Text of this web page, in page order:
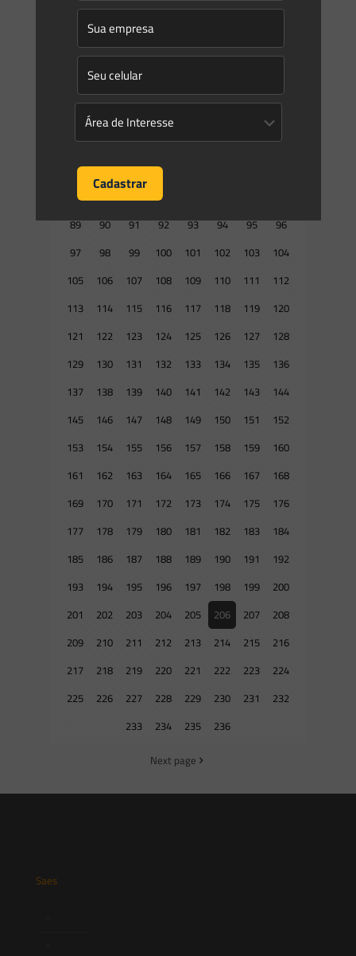
34 35
41
42 43 44 45 46 47
48
50 51
65
66 67 68 69 70 71
72
73
74 75 76
81
82 83 84
89
90 91 92 93 94 95
96
97
98 99 100 101 102 103
104
105
106 107 108 109 110 111
112
113
114 115 116 117 118 119
120
121
122 123 124 125 126 127
128
129
130 131 132 133 134 135
136
137
138 139 140 141 142 143
144
145
146 147 148 149 150 151
152
153
154 155 156 157 158 159
160
161
162 163 164 165 166 167
168
169
170 171 172 173 174 175
176
177
178 179 180 181 182 183
184
185
186 187 188 189 190 191
192
193
194 195 196 197 198 199
200
201
202 203 204 205 206 207
208
209
210 211 212 213 214 215
216
217
218 219 220 221 222 223
224
225
226 227 228 229 230 231
232
233
234 235 236
Next page
Saes